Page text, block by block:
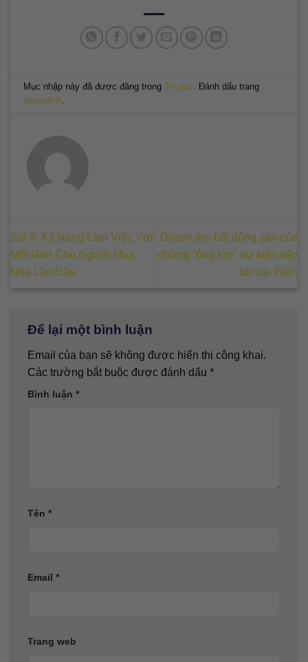
Mục nhập này đã được đăng trongTin tức . Đánh dấu trang
permalink
Bài 9. Kỹ Năng Làm Việc Với
Môi Giới Cho Người Mua
Nhà Lần Đầu
Doanh thu bất động sản của
những “ông lớn” dự kiến tiếp
tục cải thiện
Để lại một bình luận
Email của bạn sẽ không được hiển thị công khai.
Các trường bắt buộc được đánh dấu *
Bình luận *
Tên *
Email *
Trang web